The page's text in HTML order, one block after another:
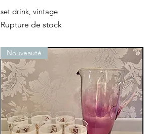
Aperçu rapide
set drink, vintage
Rupture de stock
Nouveauté